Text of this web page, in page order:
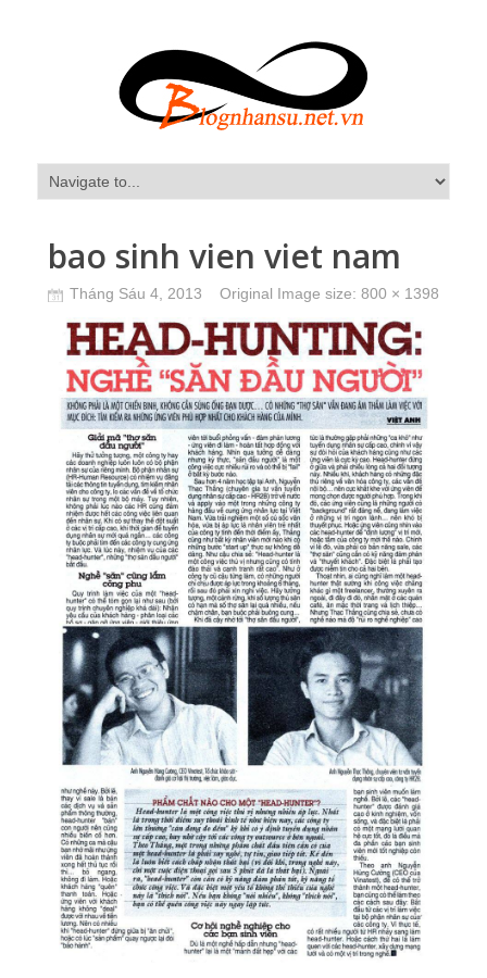
bao sinh vien viet nam
Tháng Sáu 4, 2013 Original Image size: 800 × 1398